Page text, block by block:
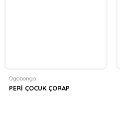
Ogobongo
PERİ ÇOCUK ÇORAP